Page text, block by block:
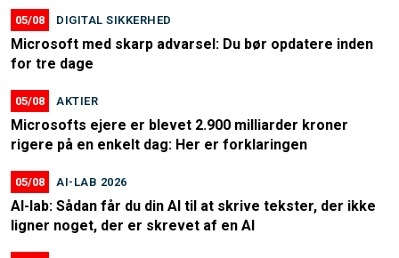
05/08 DIGITAL SIKKERHED
Microsoft med skarp advarsel: Du bør opdatere inden
for tre dage
05/08 AKTIER
Microsofts ejere er blevet 2.900 milliarder kroner
rigere på en enkelt dag: Her er forklaringen
05/08 AI-LAB 2026
AI-lab: Sådan får du din AI til at skrive tekster, der ikke
ligner noget, der er skrevet af en AI